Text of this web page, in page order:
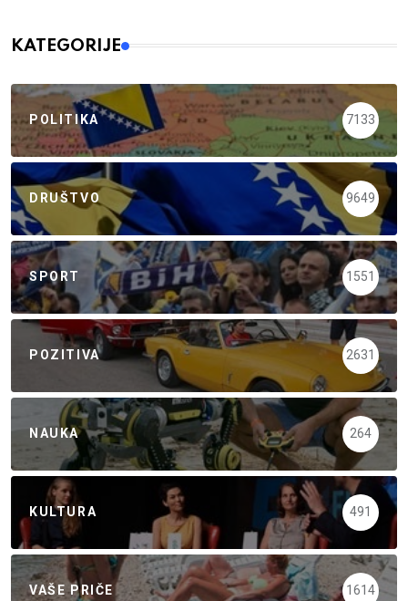
KATEGORIJE
POLITIKA 7133
DRUŠTVO 9649
SPORT 1551
POZITIVA 2631
NAUKA 264
KULTURA 491
VAŠE PRIČE 1614